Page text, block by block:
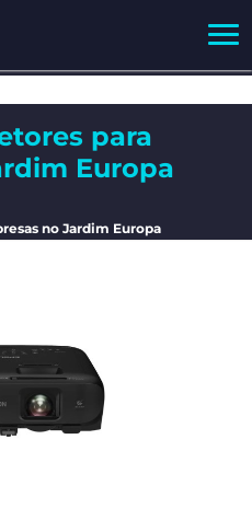
para
Europa
no Jardim Europa